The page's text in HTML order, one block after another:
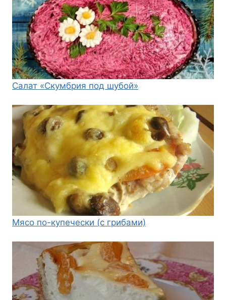
Салат «Скумбрия под шубой»
Мясо по-купечески (с грибами)